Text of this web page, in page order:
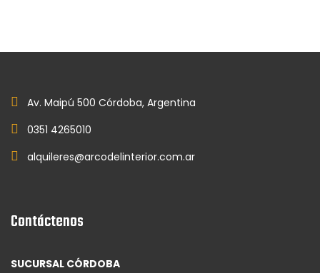
Av. Maipú 500 Córdoba, Argentina
0351 4265010
alquileres@arcodelinterior.com.ar
Contáctenos
SUCURSAL CÓRDOBA